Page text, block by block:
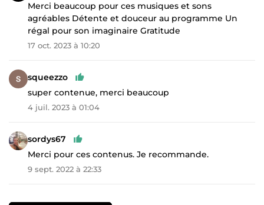
Merci beaucoup pour ces musiques et sons
agréables Détente et douceur au programme Un
régal pour son imaginaire Gratitude
17 oct. 2023 à 10:20
squeezzo
super contenue, merci beaucoup
4 juil. 2023 à 01:04
sordys67
Merci pour ces contenus. Je recommande.
9 sept. 2022 à 22:33